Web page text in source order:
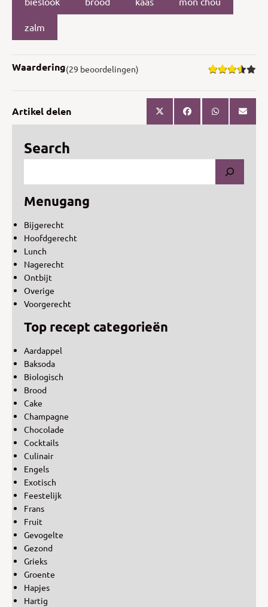
zalm
Waardering(29 beoordelingen)
Artikel delen
Search
Menugang
Bijgerecht
Hoofdgerecht
Lunch
Nagerecht
Ontbijt
Overige
Voorgerecht
Top recept categorieën
Aardappel
Baksoda
Biologisch
Brood
Cake
Champagne
Chocolade
Cocktails
Culinair
Engels
Exotisch
Feestelijk
Frans
Fruit
Gevogelte
Gezond
Grieks
Groente
Hapjes
Hartig